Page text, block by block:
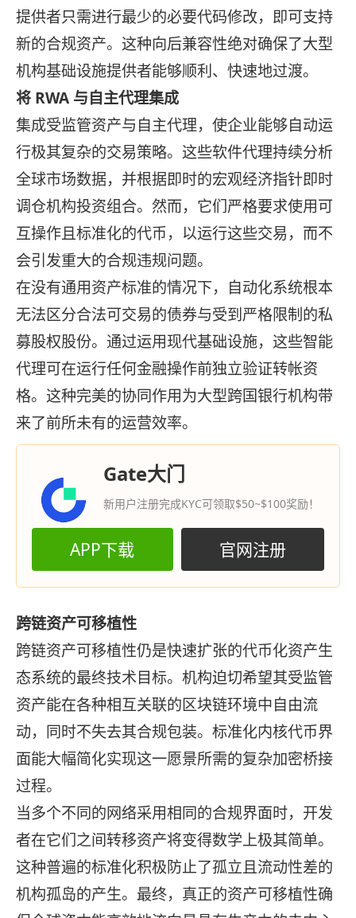
提供者只需进行最少的必要代码修改，即可支持
新的合规资产。这种向后兼容性绝对确保了大型
机构基础设施提供者能够顺利、快速地过渡。
将 RWA 与自主代理集成
集成受监管资产与自主代理，使企业能够自动运
行极其复杂的交易策略。这些软件代理持续分析
全球市场数据，并根据即时的宏观经济指针即时
调仓机构投资组合。然而，它们严格要求使用可
互操作且标准化的代币，以运行这些交易，而不
会引发重大的合规违规问题。
在没有通用资产标准的情况下，自动化系统根本
无法区分合法可交易的债券与受到严格限制的私
募股权股份。通过运用现代基础设施，这些智能
代理可在运行任何金融操作前独立验证转帐资
格。这种完美的协同作用为大型跨国银行机构带
来了前所未有的运营效率。
Gate大门
新用户注册完成KYC可领取$50~$100奖励！
APP下载 官网注册
跨链资产可移植性
跨链资产可移植性仍是快速扩张的代币化资产生
态系统的最终技术目标。机构迫切希望其受监管
资产能在各种相互关联的区块链环境中自由流
动，同时不失去其合规包装。标准化内核代币界
面能大幅简化实现这一愿景所需的复杂加密桥接
过程。
当多个不同的网络采用相同的合规界面时，开发
者在它们之间转移资产将变得数学上极其简单。
这种普遍的标准化积极防止了孤立且流动性差的
机构孤岛的产生。最终，真正的资产可移植性确